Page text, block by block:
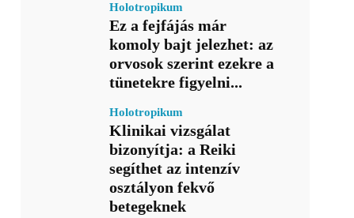
Holotropikum
Ez a fejfájás már
komoly bajt jelezhet: az
orvosok szerint ezekre a
tünetekre figyelni...
Holotropikum
Klinikai vizsgálat
bizonyítja: a Reiki
segíthet az intenzív
osztályon fekvő
betegeknek